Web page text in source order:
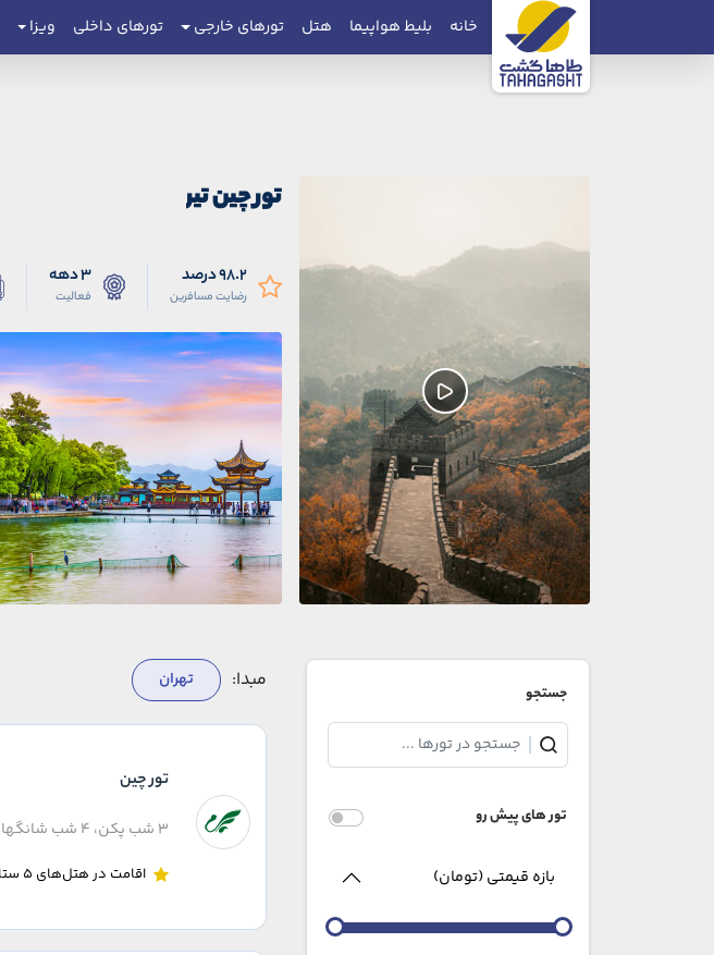
خانه بلیط هواپیما هتل تورهای خارجی تورهای داخلی ویزا
تور چین تیر
۹۸.۲ درصد
رضایت مسافرین
3 دهه
فعالیت
جستجو
تور های پیش رو
بازه قیمتی (تومان)
مبدا: تهران
تور چین
3 شب پکن، 4 شب شانگهای
اقامت در هتل‌های 5 ستاره